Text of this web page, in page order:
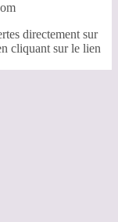
directement sur
cliquant sur le lien